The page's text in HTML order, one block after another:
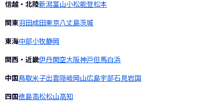
信越・北陸新潟富山小松能登松本
関東羽田成田東京八丈島茨城
東海中部小牧静岡
関西・近畿伊丹関空大阪神戸但馬白浜
中国鳥取米子出雲隠岐岡山広島宇部石見岩国
四国徳島高松松山高知